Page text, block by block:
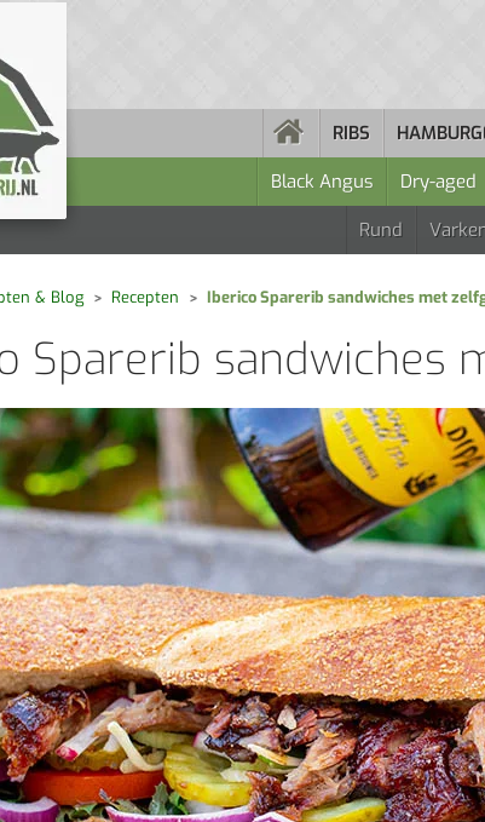
RIBS
Black Angus
Dry-aged
Rund
& Blog Recepten Iberico Sparerib sandwiches met
Sparerib sandwiches